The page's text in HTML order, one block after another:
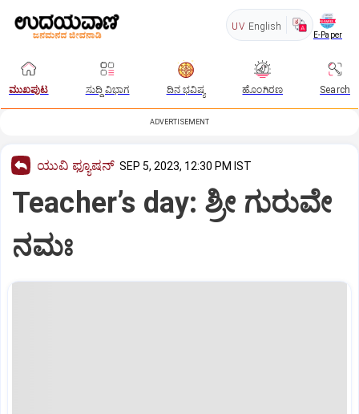
UV English
E-Paper
ಮುಖಪುಟ ಸುದ್ದಿ ವಿಭಾಗ ದಿನ ಭವಿಷ್ಯ ಹೊಂಗಿರಣ Search
ADVERTISEMENT
ಯುವಿ ಫ್ಯೂಷನ್ SEP 5, 2023, 12:30 PM IST
Teacher’s day: ಶ್ರೀ ಗುರುವೇ
ನಮಃ